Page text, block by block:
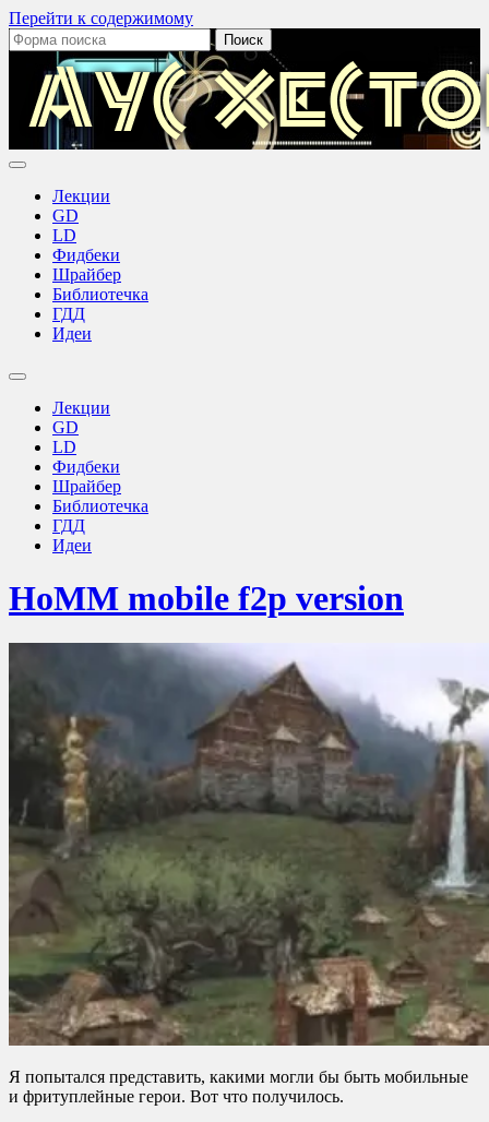
Перейти к содержимому
Поиск:
Аус
Лекции
GD
LD
Фидбеки
Шрайбер
Библиотечка
ГДД
Идеи
Переключить
поискаЛекции
GD
LD
Фидбеки
Шрайбер
Библиотечка
ГДД
Идеи
HoMM mobile f2p version
Я попытался представить, какими могли бы быть мобильные
и фритуплейные герои. Вот что получилось.